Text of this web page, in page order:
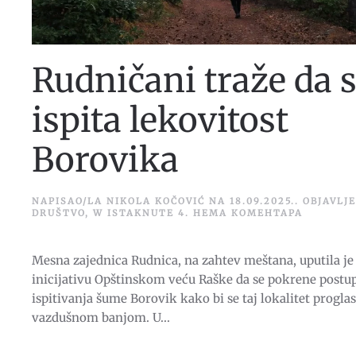
Rudničani traže da
ispita lekovitost
Borovika
NAPISAO/LA NIKOLA KOČOVIĆ NA 18.09.2025. .
DRUŠTVO, W ISTAKNUTE 4 . НЕМА КОМЕНТАРА
SE
ISPITA
Mesna zajednica Rudnica, na zahtev meštana, uputila je
inicijativu Opštinskom veću Raške da se pokrene
ispitivanja šume Borovik kako bi se taj lokalitet
vazdušnom banjom. U...